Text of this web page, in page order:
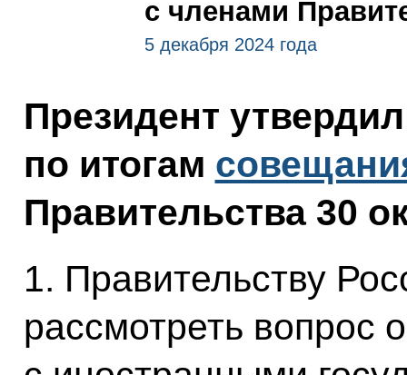
с членами
5 декабря 2024 года
Президент
по итогам
Правительства 30
1. Правительству
рассмотреть вопрос